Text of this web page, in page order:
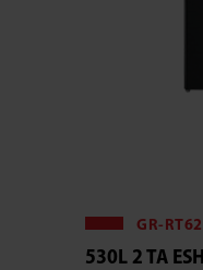
GR-
530L 2 TA